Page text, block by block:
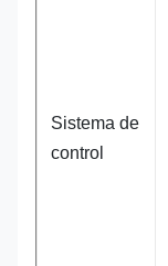
Sistema de
control